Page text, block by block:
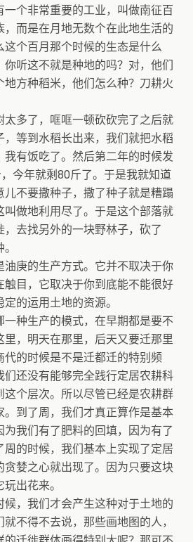
个非常重要的工业，叫做南征百
而是在月地无数个在此地生活的
个百月那个时候的生态是什么
听这不就是种地的吗？对，他们
方种稻米，他们怎么种？刀耕火
太多了，哐哐一顿砍砍完了之后就
，等到水稻长出来，我们就把水稻
我有饭吃了。然后第二年的时候发
今年就剩80斤了。于是我就知道
儿不要撒种子，撒了种子就是糟蹋
叫做地利用尽了。于是这个部落就
去找另外的一块野林子，砍了
油庚的生产方式。它并不取决于你
触目，它取决于你到底能不能很好
的运用土地的资源。
一种生产的模式，在早期都是要不
，明天在那里，后天又要迁那里
的时候是不是迁都迁的特别频
们还没有能够完全践行定居农耕科
这个层次。所以尽管已经是农耕群
。到了周，我们才真正算作是基本
我们有了肥料的回填，因为有了
的时候，我们基本上实现了定居
贪婪之心就出现了。因为只要这块
出花来。
，我们才会产生这种对于土地的
不得不去说，那些画地图的人，